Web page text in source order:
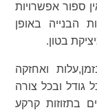
ספור אפשרויות
הבנייה באופן
בטון.
ואחזקה
גודל ובכל צורה
בתזוזות קרקע